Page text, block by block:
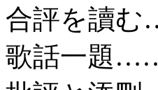
合評を
歌話一